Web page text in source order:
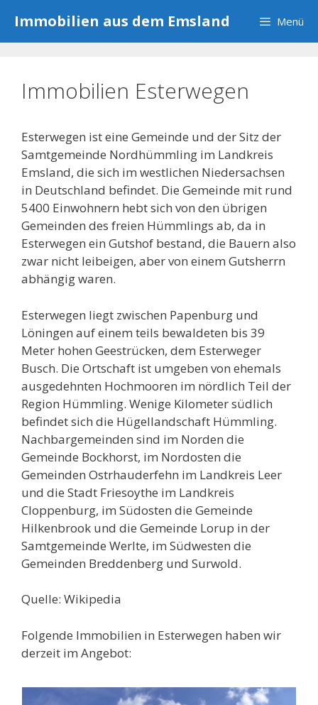
Inhalt
springen
Immobilien aus dem Emsland Menü
Immobilien Esterwegen
Esterwegen ist eine Gemeinde und der Sitz der
Samtgemeinde Nordhümmling im Landkreis
Emsland, die sich im westlichen Niedersachsen
in Deutschland befindet. Die Gemeinde mit rund
5400 Einwohnern hebt sich von den übrigen
Gemeinden des freien Hümmlings ab, da in
Esterwegen ein Gutshof bestand, die Bauern also
zwar nicht leibeigen, aber von einem Gutsherrn
abhängig waren.
Esterwegen liegt zwischen Papenburg und
Löningen auf einem teils bewaldeten bis 39
Meter hohen Geestrücken, dem Esterweger
Busch. Die Ortschaft ist umgeben von ehemals
ausgedehnten Hochmooren im nördlich Teil der
Region Hümmling. Wenige Kilometer südlich
befindet sich die Hügellandschaft Hümmling.
Nachbargemeinden sind im Norden die
Gemeinde Bockhorst, im Nordosten die
Gemeinden Ostrhauderfehn im Landkreis Leer
und die Stadt Friesoythe im Landkreis
Cloppenburg, im Südosten die Gemeinde
Hilkenbrook und die Gemeinde Lorup in der
Samtgemeinde Werlte, im Südwesten die
Gemeinden Breddenberg und Surwold.
Quelle: Wikipedia
Folgende Immobilien in Esterwegen haben wir
derzeit im Angebot: